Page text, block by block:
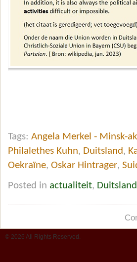
Tags: Angela Merkel - Minsk-
Philalethes Kuhn, Duitsland,
Oekraïne, Oskar Hintrager,
Posted in actualiteit, Duitsland
© 2026 All Rights Reserved.